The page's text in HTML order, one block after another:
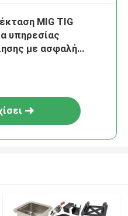
MIG TIG
υπηρεσίας
με ασφαλή